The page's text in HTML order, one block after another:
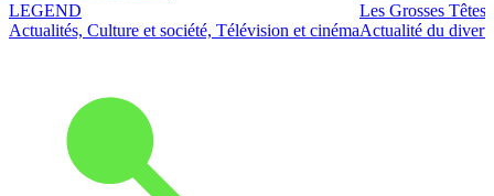
LEGEND
Actualités, Culture et société, Télévision et cinéma
Les Grosses Têtes
Actualité du